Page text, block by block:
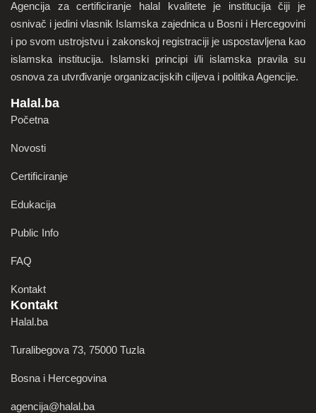
Agencija za certificiranje halal kvalitete je institucija čiji je
osnivač i jedini vlasnik Islamska zajednica u Bosni i Hercegovini
i po svom ustrojstvu i zakonskoj registraciji je uspostavljena kao
islamska institucija. Islamski principi i/li islamska pravila su
osnova za utvrđivanje organizacijskih ciljeva i politika Agencije.
Halal.ba
Početna
Novosti
Certificiranje
Edukacija
Public Info
FAQ
Kontakt
Kontakt
Halal.ba
Turalibegova 73, 75000 Tuzla
Bosna i Hercegovina
agencija@halal.ba